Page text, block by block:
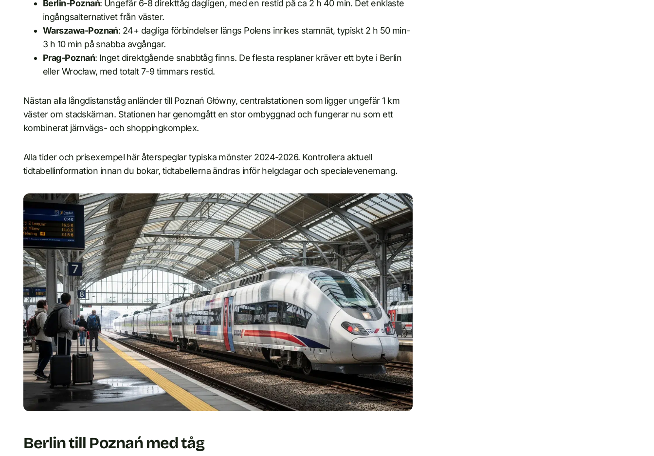
Berlin-Poznań: Ungefär 6-8 direkttåg dagligen, med en restid på ca 2 h 40 min. Det enklaste
ingångsalternativet från väster.
Warszawa-Poznań: 24+ dagliga förbindelser längs Polens inrikes stamnät, typiskt 2 h 50 min-
3 h 10 min på snabba avgångar.
Prag-Poznań: Inget direktgående snabbtåg finns. De flesta resplaner kräver ett byte i Berlin
eller Wrocław, med totalt 7-9 timmars restid.
Nästan alla långdistanståg anländer till Poznań Główny, centralstationen som ligger ungefär 1 km
väster om stadskärnan. Stationen har genomgått en stor ombyggnad och fungerar nu som ett
kombinerat järnvägs- och shoppingkomplex.
Alla tider och prisexempel här återspeglar typiska mönster 2024-2026. Kontrollera aktuell
tidtabellinformation innan du bokar, tidtabellerna ändras inför helgdagar och specialevenemang.
Berlin till Poznań med tåg